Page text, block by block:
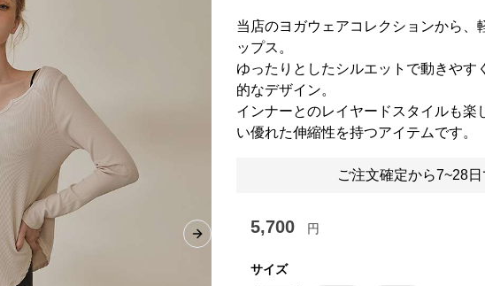
Next slide
当店のヨガウェアコレクションから、
ップス。
ゆったりとしたシルエットで動きやす
的なデザイン。
インナーとのレイヤードスタイルも楽
い優れた伸縮性を持つアイテムです。
ご注文確定から7~28
5,700 円
サイズ